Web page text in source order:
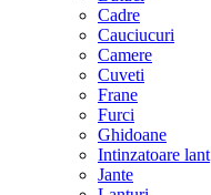
Cadre
Cauciucuri
Camere
Cuveti
Frane
Furci
Ghidoane
Intinzatoare lant
Jante